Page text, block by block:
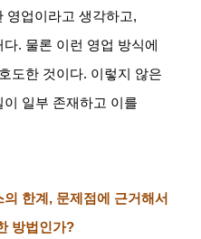
영업이라고 생각하고,
다. 물론 이런 영업 방식에
도한 것이다. 이렇지 않은
일부 존재하고 이를
한계 , 문제점에 근거해서
방법인가?